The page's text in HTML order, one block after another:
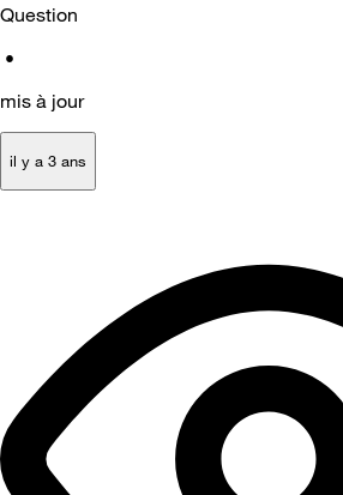
Question
•
mis à jour
il y a 3 ans